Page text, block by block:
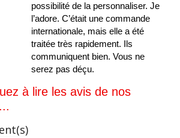
possibilité de la personnaliser. Je
l’adore. C’était une commande
internationale, mais elle a été
traitée très rapidement. Ils
communiquent bien. Vous ne
serez pas déçu.
à lire les avis de nos